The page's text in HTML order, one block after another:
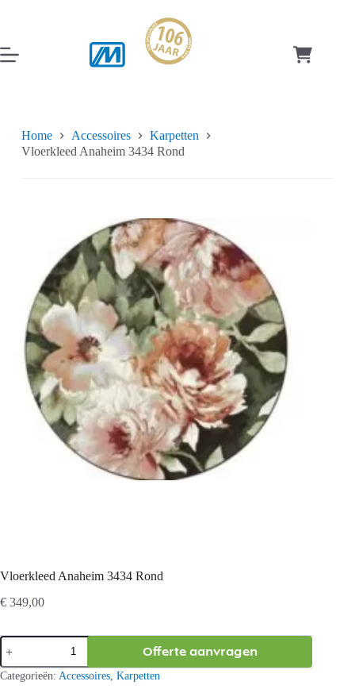
inhoud
Home Accessoires
Karpetten
Vloerkleed Anaheim 3434 Rond
Vloerkleed Anaheim 3434 Rond
€ 349,00
Vloerkleed
Anaheim
3434
Rond
Offerte aanvragen
Categorieën: Accessoires Karpetten